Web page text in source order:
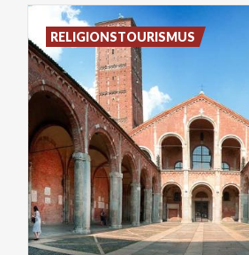
RELIGIONSTOURISMUS